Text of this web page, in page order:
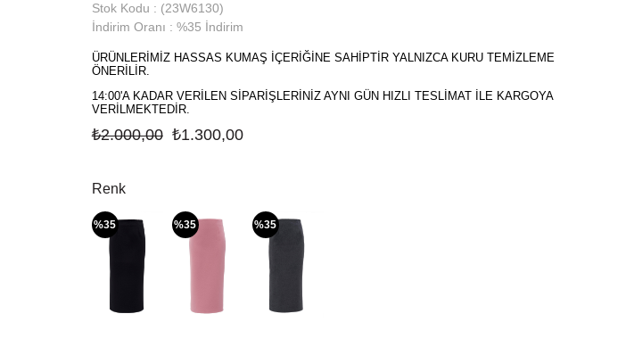
Stok Kodu
(23W6130)
İndirim Oranı : %35 İndirim
ÜRÜNLERİMİZ HASSAS KUMAŞ İÇERİĞİNE SAHİPTİR YALNIZCA KURU TEMİZLEME
ÖNERİLİR.
14:00'A KADAR VERİLEN SİPARİŞLERİNİZ AYNI GÜN HIZLI TESLİMAT İLE KARGOYA
VERİLMEKTEDİR.
₺2.000,00 ₺1.300,00
Renk
%35 %35 %35